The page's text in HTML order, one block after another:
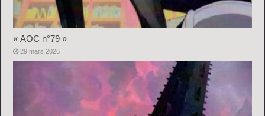
« AOC n°79 »
29 mars 2026